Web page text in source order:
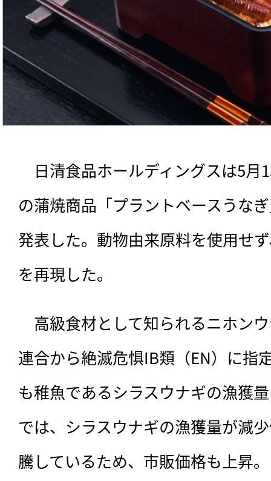
日清食品ホールディングスは5月
の蒲焼商品「プラントベースうな
発表した。動物由来原料を使用せ
を再現した。
高級食材として知られるニホン
連合から絶滅危惧IB類（EN）に指
も稚魚であるシラスウナギの漁獲
では、シラスウナギの漁獲量が減
騰しているため、市販価格も上昇